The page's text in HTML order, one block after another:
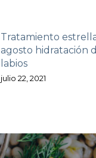
Tratamiento
agosto hidratación
labios
julio 22, 2021